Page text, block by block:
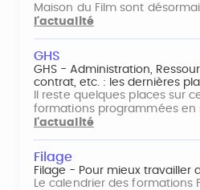
Maison du Film sont
l'actualité
GHS
GHS - Administration,
contrat, etc. : les dernières
Il reste quelques places sur
formations programmées en
l'actualité
Filage
Filage - Pour mieux travailler
Le calendrier des formations